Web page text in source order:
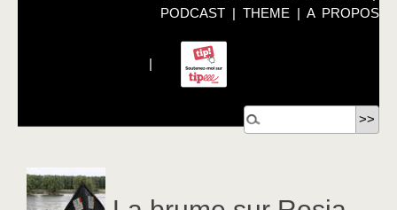
PODCAST| THEME | A PROPOS
|